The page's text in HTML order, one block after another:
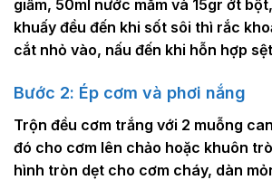
giấm, 50ml nước mắm và 15gr ớt
khuấy đều đến khi sốt sôi thì rắc
cắt nhỏ vào, nấu đến khi hỗn hợp
Bước 2: Ép cơm và phơi nắng
Trộn đều cơm trắng với 2 muỗng
đó cho cơm lên chảo hoặc khuôn
hình tròn dẹt cho cơm cháy, dàn